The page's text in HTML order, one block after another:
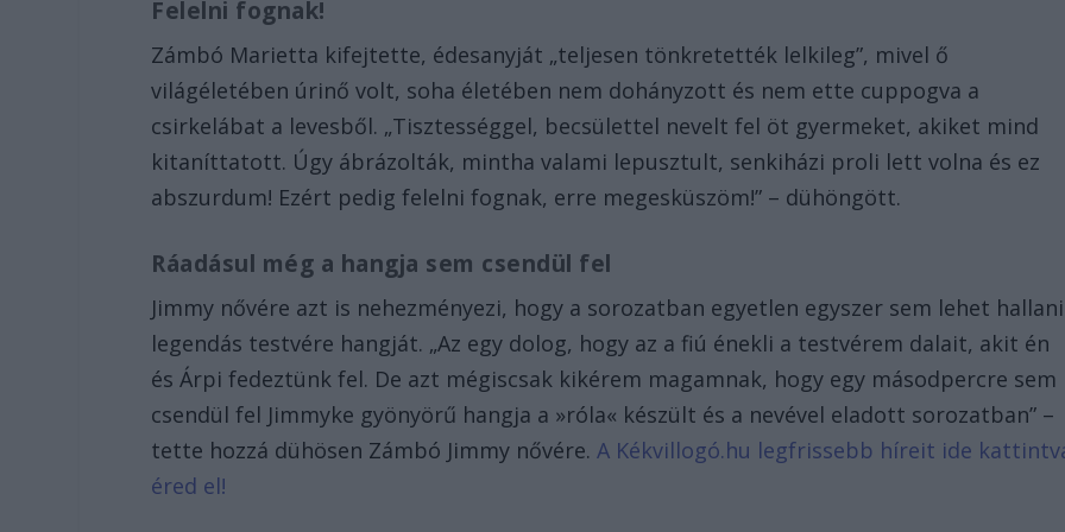
Felelni fognak!
Zámbó Marietta kifejtette, édesanyját „teljesen tönkretették lelkileg”, mivel ő
világéletében úrinő volt, soha életében nem dohányzott és nem ette cuppogva a
csirkelábat a levesből. „Tisztességgel, becsülettel nevelt fel öt gyermeket, akiket mind
kitaníttatott. Úgy ábrázolták, mintha valami lepusztult, senkiházi proli lett volna és ez
abszurdum! Ezért pedig felelni fognak, erre megesküszöm!” – dühöngött.
Ráadásul még a hangja sem csendül fel
Jimmy nővére azt is nehezményezi, hogy a sorozatban egyetlen egyszer sem lehet hallani
legendás testvére hangját. „Az egy dolog, hogy az a fiú énekli a testvérem dalait, akit én
és Árpi fedeztünk fel. De azt mégiscsak kikérem magamnak, hogy egy másodpercre sem
csendül fel Jimmyke gyönyörű hangja a »róla« készült és a nevével eladott sorozatban” –
tette hozzá dühösen Zámbó Jimmy nővére.A Kékvillogó.hu legfrissebb híreit ide
éred el!